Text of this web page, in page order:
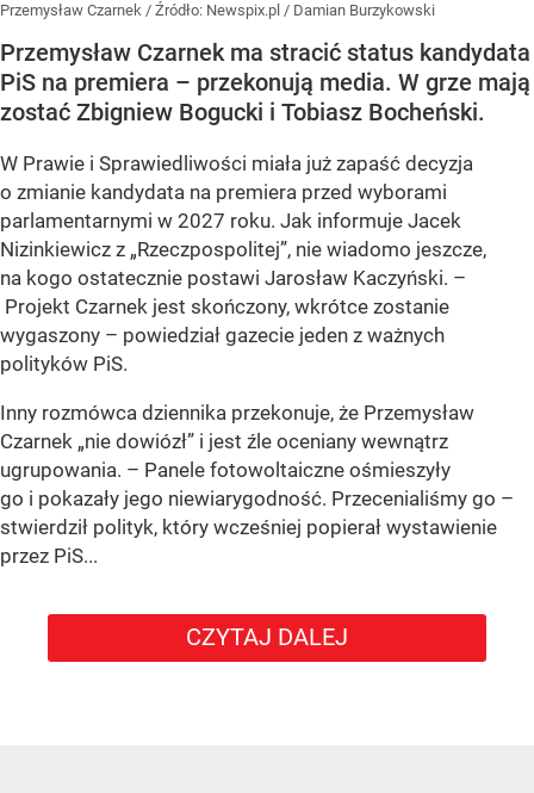
Przemysław Czarnek / Źródło: Newspix.pl / Damian Burzykowski
Przemysław Czarnek ma stracić status kandydata
PiS na premiera – przekonują media. W grze mają
zostać Zbigniew Bogucki i Tobiasz Bocheński.
W Prawie i Sprawiedliwości miała już zapaść decyzja
o zmianie kandydata na premiera przed wyborami
parlamentarnymi w 2027 roku. Jak informuje Jacek
Nizinkiewicz z „Rzeczpospolitej”, nie wiadomo jeszcze,
na kogo ostatecznie postawi Jarosław Kaczyński. –
Projekt Czarnek jest skończony, wkrótce zostanie
wygaszony – powiedział gazecie jeden z ważnych
polityków PiS.
Inny rozmówca dziennika przekonuje, że Przemysław
Czarnek „nie dowiózł” i jest źle oceniany wewnątrz
ugrupowania. – Panele fotowoltaiczne ośmieszyły
go i pokazały jego niewiarygodność. Przecenialiśmy go –
stwierdził polityk, który wcześniej popierał wystawienie
przez PiS...
CZYTAJ DALEJ